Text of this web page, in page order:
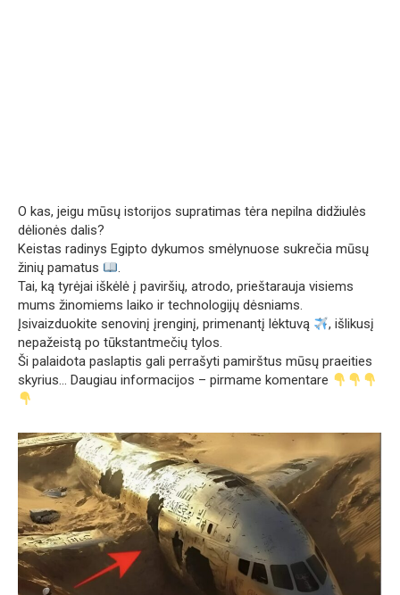
O kas, jeigu mūsų istorijos supratimas tėra nepilna didžiulės
dėlionės dalis?
Keistas radinys Egipto dykumos smėlynuose sukrečia mūsų
žinių pamatus
.
Tai, ką tyrėjai iškėlė į paviršių, atrodo, prieštarauja visiems
mums žinomiems laiko ir technologijų dėsniams.
Įsivaizduokite senovinį įrenginį, primenantį lėktuvą
, išlikusį
nepažeistą po tūkstantmečių tylos.
Ši palaidota paslaptis gali perrašyti pamirštus mūsų praeities
skyrius… Daugiau informacijos – pirmame komentare